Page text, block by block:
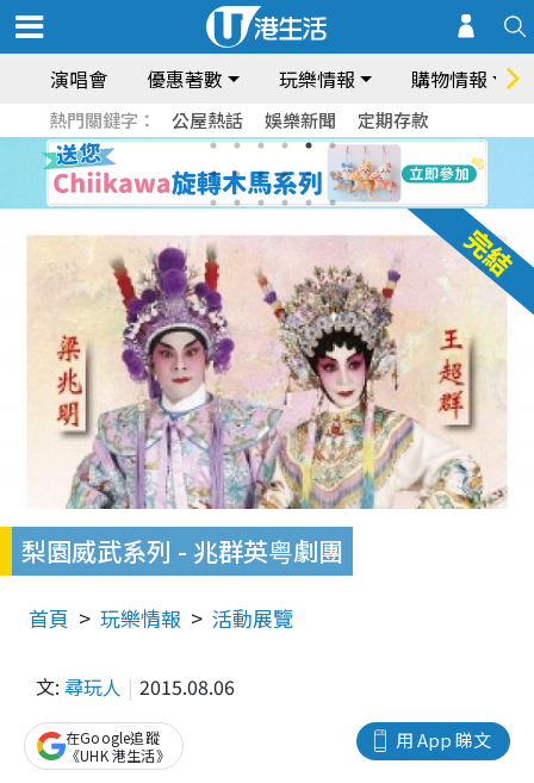
演唱會 優惠著數 玩樂情報 購物情報
熱門關鍵字： 公屋熱話 娛樂新聞 定期存款
梨園威武系列 - 兆群英粤劇團
首頁 玩樂情報 活動展覽
文: 尋玩人 2015.08.06
用 App 睇文
在Google追蹤
《UHK 港生活》